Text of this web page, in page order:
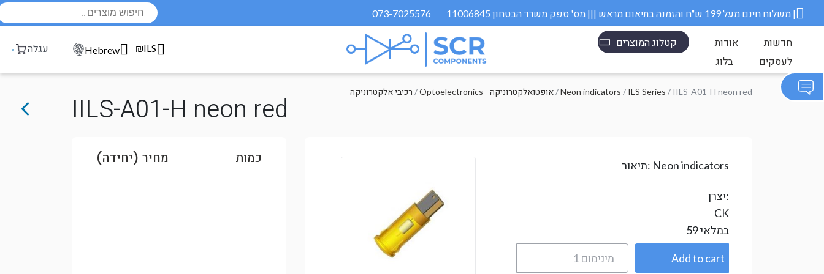
073-7025576 משלוח חינם מעל 199 ש״ח והזמנה בתיאום מראש ||| מס' ספק משרד הבטחון 11006845 |
קטלוג המוצרים אודות
חדשות
בלוג
לעסקים
עגלה Hebrew ₪ILS
רכיבי אלקטרוניקה / Optoelectronics - אופטואלקטרוניקה/Neon indicators / ILS Series / IILS-A01-H neon red
IILS-A01-H neon red
תיאור: Neon indicators
יצרן:
CK
59במלאי
כמות מחיר (יחידה)